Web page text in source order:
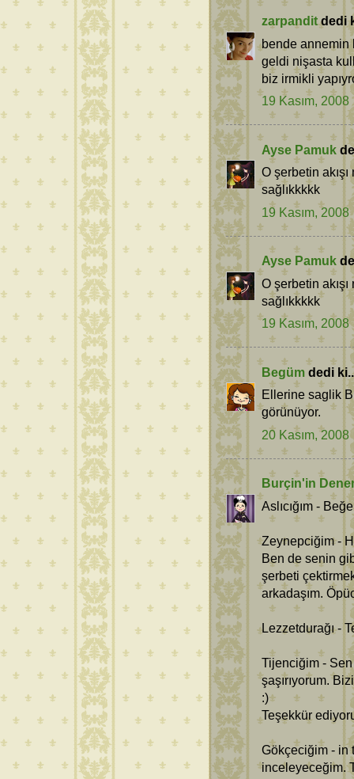
zarpanditdedi
bende annemin
geldi nişasta
biz irmikli
19 Kasım, 2008
Ayse Pamuk
O şerbetin
sağlıkkkkk
19 Kasım, 2008
Ayse Pamuk
O şerbetin
sağlıkkkkk
19 Kasım, 2008
Begüm dedi
Ellerine saglik
görünüyor.
20 Kasım, 2008
Burçin'in
Aslıcığım -
Zeynepciğim -
Ben de senin
şerbeti
arkadaşım.
Lezzetdurağı -
Tijenciğim -
şaşırıyorum.
:)
Teşekkür
Gökçeciğim - in
inceleyeceğim.